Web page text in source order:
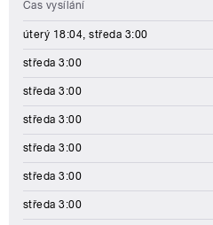
Čas vysílání
úterý 18:04, středa 3:00
středa 3:00
středa 3:00
středa 3:00
středa 3:00
středa 3:00
středa 3:00